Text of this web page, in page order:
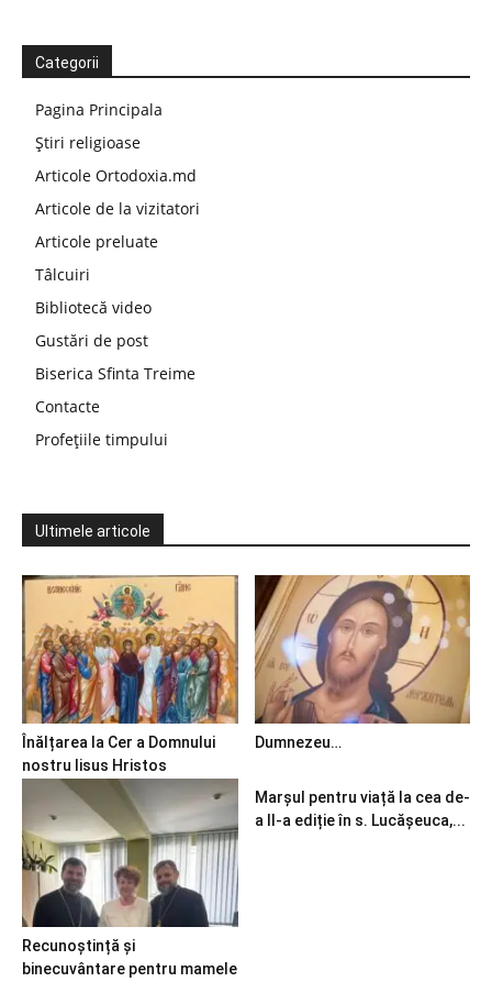
Categorii
Pagina Principala
Știri religioase
Articole Ortodoxia.md
Articole de la vizitatori
Articole preluate
Tâlcuiri
Bibliotecă video
Gustări de post
Biserica Sfinta Treime
Contacte
Profețiile timpului
Ultimele articole
Înălțarea la Cer a Domnului
nostru Iisus Hristos
Dumnezeu…
Recunoștință și
binecuvântare pentru mamele
Marșul pentru viață la cea de-
a II-a ediție în s. Lucășeuca,...